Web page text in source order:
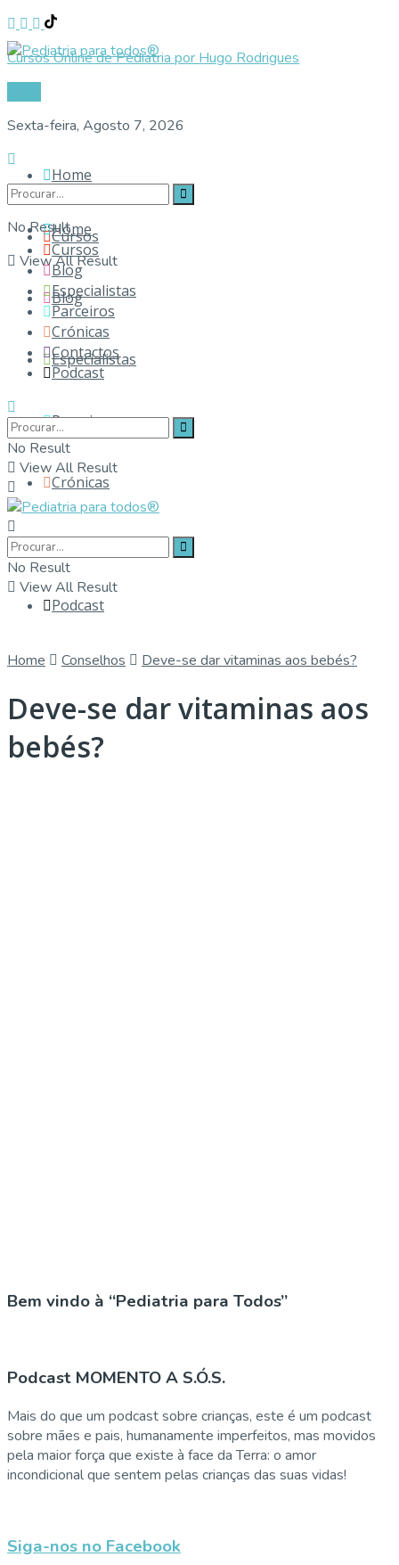
Cursos Online de Pediatria por Hugo Rodrigues
Sexta-feira, Agosto 7, 2026
No Result
View All Result
Home
Cursos
Blog
Especialistas
Parceiros
Crónicas
Contactos
Podcast
Home
Cursos
Blog
Especialistas
Parceiros
Crónicas
Contactos
Podcast
No Result
View All Result
No Result
View All Result
Home Conselhos Deve-se dar vitaminas aos bebés?
Deve-se dar vitaminas aos
bebés?
Bem vindo à “Pediatria para Todos”
Podcast MOMENTO A S.Ó.S.
Mais do que um podcast sobre crianças, este é um podcast
sobre mães e pais, humanamente imperfeitos, mas movidos
pela maior força que existe à face da Terra: o amor
incondicional que sentem pelas crianças das suas vidas!
Siga-nos no Facebook